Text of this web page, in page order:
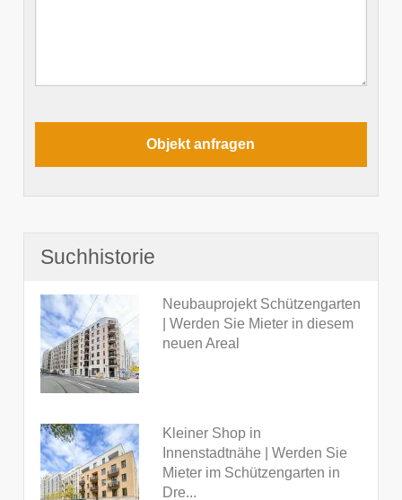
Suchhistorie
Neubauprojekt Schützengarten
| Werden Sie Mieter in diesem
neuen Areal
Kleiner Shop in
Innenstadtnähe | Werden Sie
Mieter im Schützengarten in
Dre...